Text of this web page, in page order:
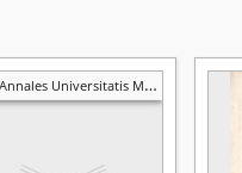
Annales Universitatis Mariae Curie-Skłodowska. Sectio I, Philosophia-Sociologia